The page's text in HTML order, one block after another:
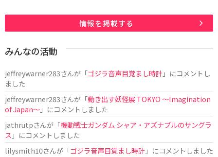
情報を掲載する
みんなの活動
jeffreywarner283さんが「ゴジラ音声目覚まし時計」にコメントし
ました
jeffreywarner283さんが「動き出す妖怪展 TOKYO 〜Imagination
of Japan〜」にコメントしました
jathrutpさんが「機動戦士ガンダム シャア・アズナブルのサングラ
ス 」にコメントしました
lilysmith10さんが「ゴジラ音声目覚まし時計」にコメントしました